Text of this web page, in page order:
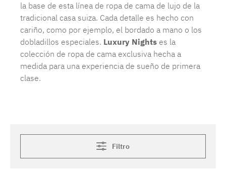
la base de esta línea de ropa de cama de lujo de la
tradicional casa suiza. Cada detalle es hecho con
cariño, como por ejemplo, el bordado a mano o los
dobladillos especiales. Luxury Nights es la
colección de ropa de cama exclusiva hecha a
medida para una experiencia de sueño de primera
clase.
Filtro